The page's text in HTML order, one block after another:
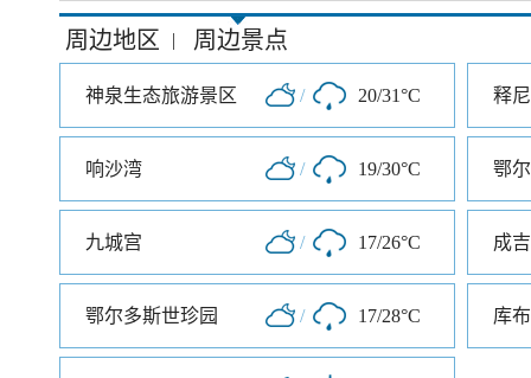
周边地区 | 周边景点
神泉生态旅游景区 / 20/31°C 释
响沙湾 / 19/30°C
九城宫 / 17/26°C 成
鄂尔多斯世珍园 / 17/28°C 库